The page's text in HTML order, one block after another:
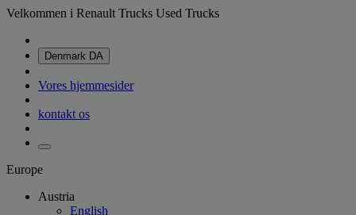
Velkommen i Renault Trucks Used Trucks
Denmark DA
Vores hjemmesider
kontakt os
Europe
Austria
English